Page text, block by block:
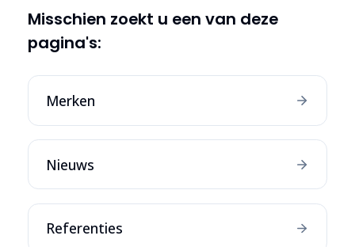
Misschien zoekt u een van deze
pagina's:
Merken
Nieuws
Referenties